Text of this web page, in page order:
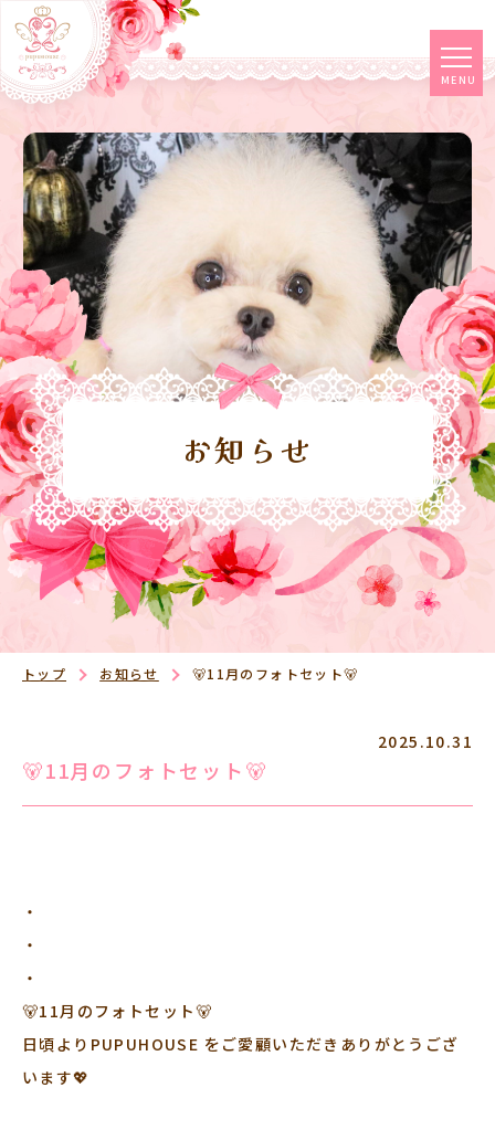
MENU
お知らせ
トップ お知らせ 🐻11月のフォトセット🐻
2025.10.31
🐻11月のフォトセット🐻
・
・
・
🐻11月のフォトセット🐻
日頃よりPUPUHOUSE をご愛顧いただきありがとうござ
います💖